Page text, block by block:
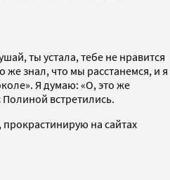
ты устала, тебе не нравится
же знал, что мы расстанемся, и я
Я думаю: «О, это же
встретились.
на сайтах